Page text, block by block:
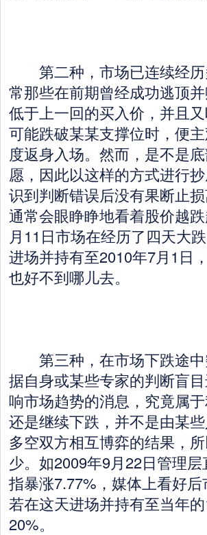
第二种，市场已连续经历
常那些在前期曾经成功逃顶
低于上一回的买入价，并且
可能跌破某某支撑位时，便
度返身入场。然而，是不是
愿，因此以这样的方式进行
识到判断错误后没有果断止
通常会眼睁睁地看着股价越
月11日市场在经历了四天大
进场并持有至2010年7月1日
也好不到哪儿去。
第三种，在市场下跌途中
据自身或某些专家的判断盲
响市场趋势的消息，究竟属
还是继续下跌，并不是由某
多空双方相互博弈的结果，
少。如2009年9月22日管理
指暴涨7.77%，媒体上看好
若在这天进场并持有至当年
20%。